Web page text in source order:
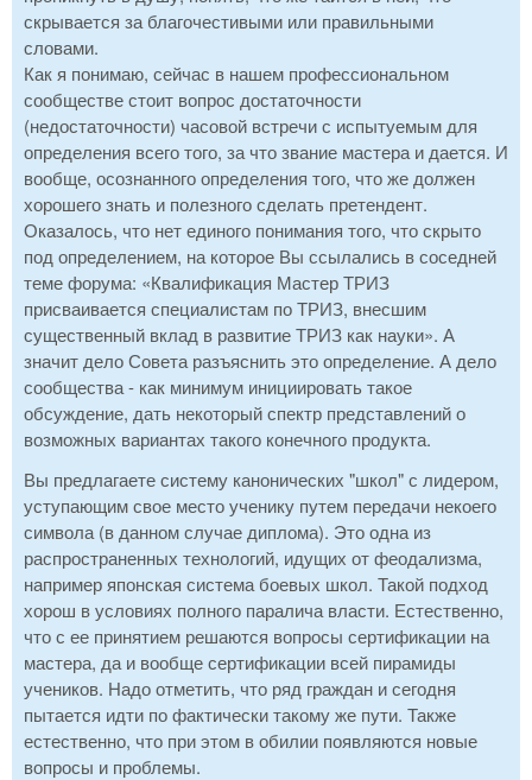
скрывается за благочестивыми или правильными
словами.
Как я понимаю, сейчас в нашем профессиональном
сообществе стоит вопрос достаточности
(недостаточности) часовой встречи с испытуемым для
определения всего того, за что звание мастера и дается. И
вообще, осознанного определения того, что же должен
хорошего знать и полезного сделать претендент.
Оказалось, что нет единого понимания того, что скрыто
под определением, на которое Вы ссылались в соседней
теме форума: «Квалификация Мастер ТРИЗ
присваивается специалистам по ТРИЗ, внесшим
существенный вклад в развитие ТРИЗ как науки». А
значит дело Совета разъяснить это определение. А дело
сообщества - как минимум инициировать такое
обсуждение, дать некоторый спектр представлений о
возможных вариантах такого конечного продукта.
Вы предлагаете систему канонических "школ" с лидером,
уступающим свое место ученику путем передачи некоего
символа (в данном случае диплома). Это одна из
распространенных технологий, идущих от феодализма,
например японская система боевых школ. Такой подход
хорош в условиях полного паралича власти. Естественно,
что с ее принятием решаются вопросы сертификации на
мастера, да и вообще сертификации всей пирамиды
учеников. Надо отметить, что ряд граждан и сегодня
пытается идти по фактически такому же пути. Также
естественно, что при этом в обилии появляются новые
вопросы и проблемы.